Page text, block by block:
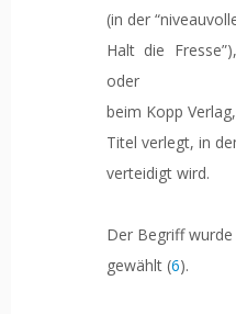
(in der
Halt die
oder
beim Kopp
Titel verlegt, in
verteidigt wird.
Der Begriff
gewählt (6).